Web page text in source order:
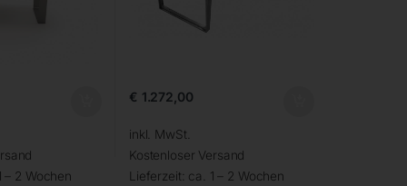
– 2 Wochen
€ 1.272,00
inkl. MwSt.
Kostenloser Versand
Lieferzeit: ca. 1 – 2 Wochen